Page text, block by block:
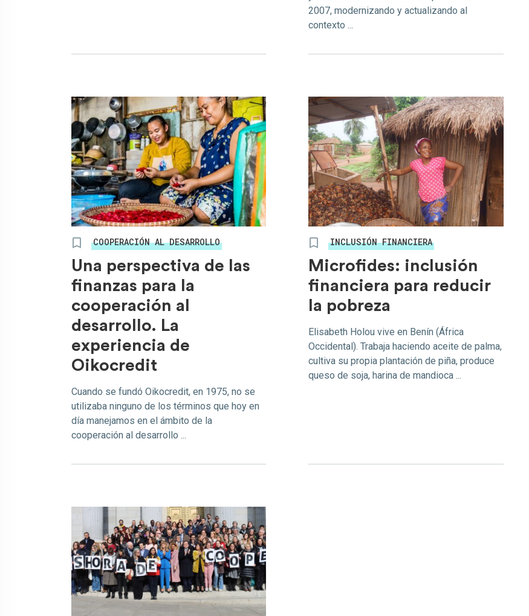
2007, modernizando y actualizando al
contexto ...
COOPERACIÓN AL DESARROLLO
Una perspectiva de las
finanzas para la
cooperación al
desarrollo. La
experiencia de
Oikocredit
Cuando se fundó Oikocredit, en 1975, no se
utilizaba ninguno de los términos que hoy en
día manejamos en el ámbito de la
cooperación al desarrollo ...
INCLUSIÓN FINANCIERA
Microfides: inclusión
financiera para reducir
la pobreza
Elisabeth Holou vive en Benín (África
Occidental). Trabaja haciendo aceite de palma,
cultiva su propia plantación de piña, produce
queso de soja, harina de mandioca ...